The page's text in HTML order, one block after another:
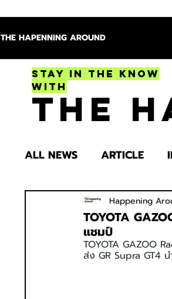
THE HAPENNING AROUND
Stay in the Know
With
The
ALL NEWS ARTICLE
ENTERTAINMENT
SPOTLIGHT TRY
TOYOTA
แชมป์
Happening
TOYOTA GAZOO
ส่ง GR Supra GT4